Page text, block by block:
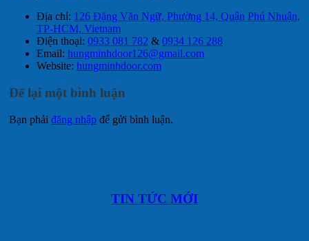
Địa chỉ: 126 Đặng Văn Ngữ, Phường 14, Quận Phú Nhuận,
TP-HCM, Vietnam
Điện thoại: 0933 081 782 & 0934 126 288
Email: hungminhdoor126@gmail.com
Website: hungminhdoor.com
Để lại một bình luận
Bạn phải đăng nhập để gửi bình luận.
TIN TỨC MỚI